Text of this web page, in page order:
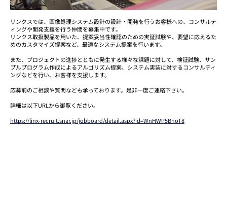
リンクスでは、画像処理システム設計の設計・開発を行うお客様への、コンサルテ
ィングや開発支援を行う仲間を募集中です。
リンクス取扱製品を用いた、提案妥当性確認のための実証試験や、要望に応えるた
めのカスタマイズ提案など、最適なシステム提案を行います。
また、プロジェクトの進捗とともに発生する様々な課題に対して、検証試験、サン
プルプログラム作成によるアルゴリズム提案、システム実装に対するコンサルティ
ングなどを行い、お客様を支援します。
応募前のご相談や質問なども承っております。是非一度ご連絡下さい。
詳細は以下URLから御覧ください。
https://linx-recruit.snar.jp/jobboard/detail.aspx?id=WnHWP5BhoT8